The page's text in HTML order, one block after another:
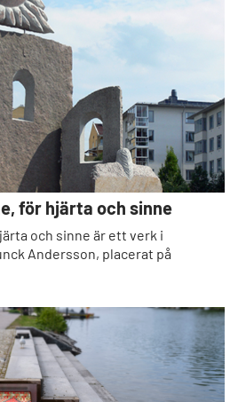
för hjärta och sinne
och sinne är ett verk i
Andersson, placerat på